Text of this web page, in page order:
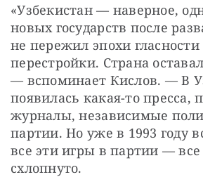
«Узбекистан — наверное,
новых государств после
не пережил эпохи гласности
перестройки. Страна
— вспоминает Кислов. — В
появилась какая-то пресса,
журналы, независимые
партии. Но уже в 1993 году
все эти игры в партии —
схлопнуто.